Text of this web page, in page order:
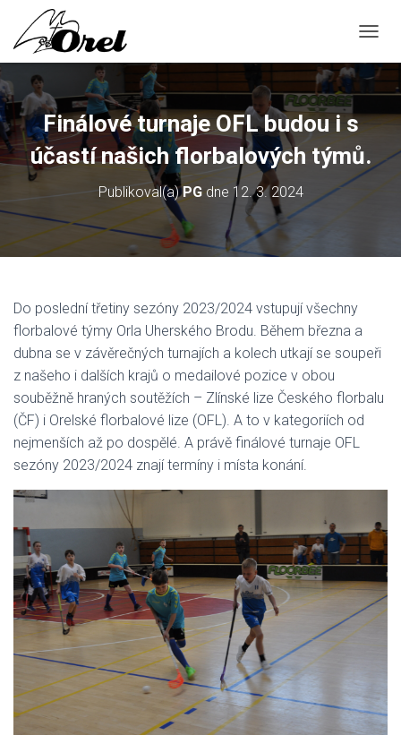
Ř
E
P
N
T
Finálové turnaje OFL budou i s
účastí našich florbalových týmů.
Publikoval(a)PGdne 12. 3. 2024
Do poslední třetiny sezóny 2023/2024 vstupují všechny
florbalové týmy Orla Uherského Brodu. Během března a
dubna se v závěrečných turnajích a kolech utkají se soupeři
z našeho i dalších krajů o medailové pozice v obou
souběžně hraných soutěžích – Zlínské lize Českého florbalu
(ČF) i Orelské florbalové lize (OFL). A to v kategoriích od
nejmenších až po dospělé. A právě finálové turnaje OFL
sezóny 2023/2024 znají termíny i místa konání.